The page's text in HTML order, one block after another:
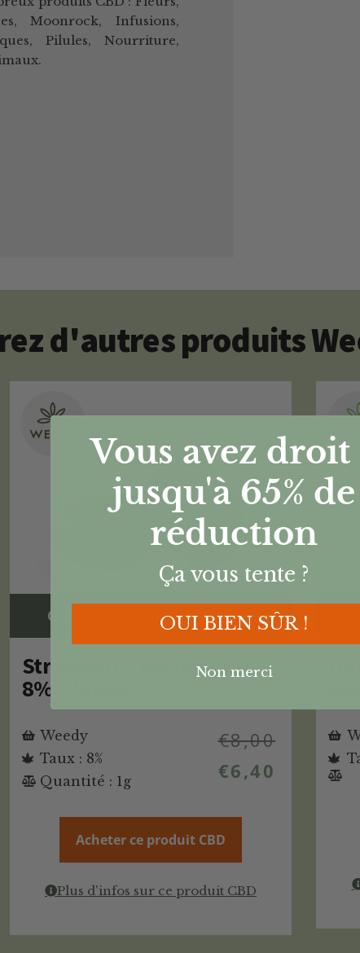
Moonrock, Infusions,
Pilules, Nourriture,
d'autres produits
Code Promo -20% : CANNANEWS
Strawberry Résine CBD
8% – Weedy
Weedy
Taux : 8%
Quantité : 1g
€8,00
€6,40
Acheter ce produit CBD
Plus d'infos sur ce produit CBD
Vous avez droit
jusqu'à 65% de
réduction
Ça vous tente ?
OUI BIEN SÛR !
Non merci